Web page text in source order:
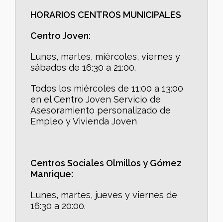
HORARIOS CENTROS MUNICIPALES
Centro Joven:
Lunes, martes, miércoles, viernes y
sábados de 16:30 a 21:00.
Todos los miércoles de 11:00 a 13:00
en el Centro Joven Servicio de
Asesoramiento personalizado de
Empleo y Vivienda Joven
Centros Sociales Olmillos y Gómez
Manrique:
Lunes, martes, jueves y viernes de
16:30 a 20:00.